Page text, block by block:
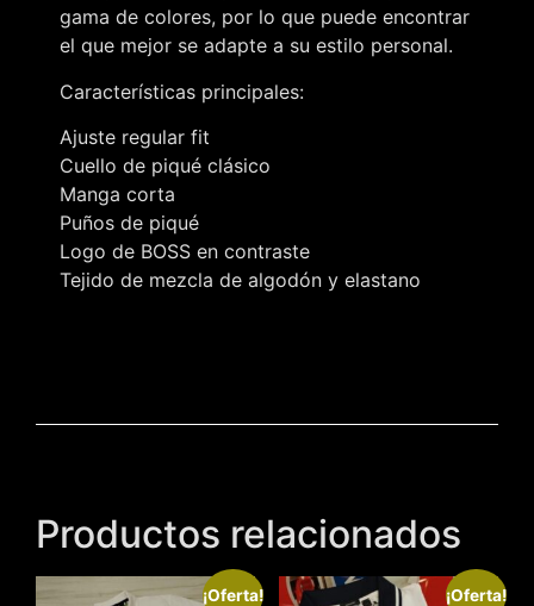
gama de colores, por lo que puede encontrar
el que mejor se adapte a su estilo personal.
Características principales:
Ajuste regular fit
Cuello de piqué clásico
Manga corta
Puños de piqué
Logo de BOSS en contraste
Tejido de mezcla de algodón y elastano
Productos relacionados
¡Oferta! ¡Oferta!